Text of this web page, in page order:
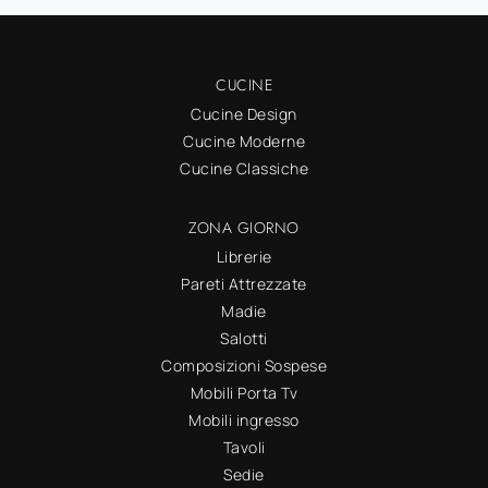
CUCINE
Cucine Design
Cucine Moderne
Cucine Classiche
ZONA GIORNO
Librerie
Pareti Attrezzate
Madie
Salotti
Composizioni Sospese
Mobili Porta Tv
Mobili ingresso
Tavoli
Sedie